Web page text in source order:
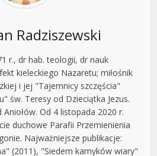
Radziszewski
r., dr hab. teologii, dr nauk
kieleckiego Nazaretu; miłośnik
i jej "Tajemnicy szczęścia"
św. Teresy od Dzieciątka Jezus.
Aniołów. Od 4 listopada 2020 r.
duchowe Parafii Przemienienia
Najważniejsze publikacje:
(2011), "Siedem kamyków wiary"